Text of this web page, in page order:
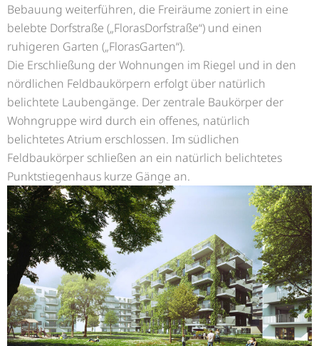
Bebauung weiterführen, die Freiräume zoniert in eine
belebte Dorfstraße („FlorasDorfstraße“) und einen
ruhigeren Garten („FlorasGarten“).
Die Erschließung der Wohnungen im Riegel und in den
nördlichen Feldbaukörpern erfolgt über natürlich
belichtete Laubengänge. Der zentrale Baukörper der
Wohngruppe wird durch ein offenes, natürlich
belichtetes Atrium erschlossen. Im südlichen
Feldbaukörper schließen an ein natürlich belichtetes
Punktstiegenhaus kurze Gänge an.